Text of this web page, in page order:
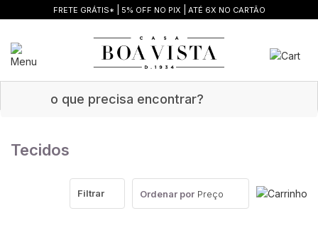
FRETE GRÁTIS* 5% OFF NO PIX ATÉ 6X NO CARTÃO
Tecidos
Filtrar Ordenar por Preço